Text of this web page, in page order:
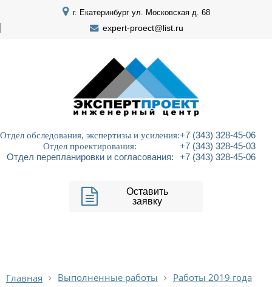
г. Екатеринбург ул. Московская д. 68
expert-proect@list.ru
Отдел обследования, экспертизы и усиления:+7 (343) 328-45-06
Отдел проектирования:
+7 (343) 328-45-03
Отдел перепланировки и согласования:
+7 (343) 328-45-06
Оставить
заявку
Главная Выполненные работы Работы 2019 года